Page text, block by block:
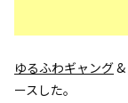
ゆるふわギャング&
ースした。